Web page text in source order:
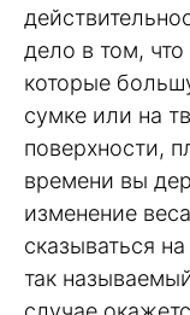
дело в том,
которые
сумке или на
поверхности,
времени вы
изменение
сказываться
так